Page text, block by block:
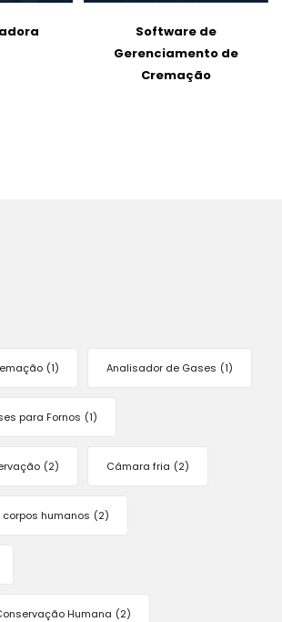
Software de
Gerenciamento de
Cremação
(1) Analisador de Gases (1)
para Fornos (1)
(2) Câmara fria (2)
humanos (2)
Humana (2)